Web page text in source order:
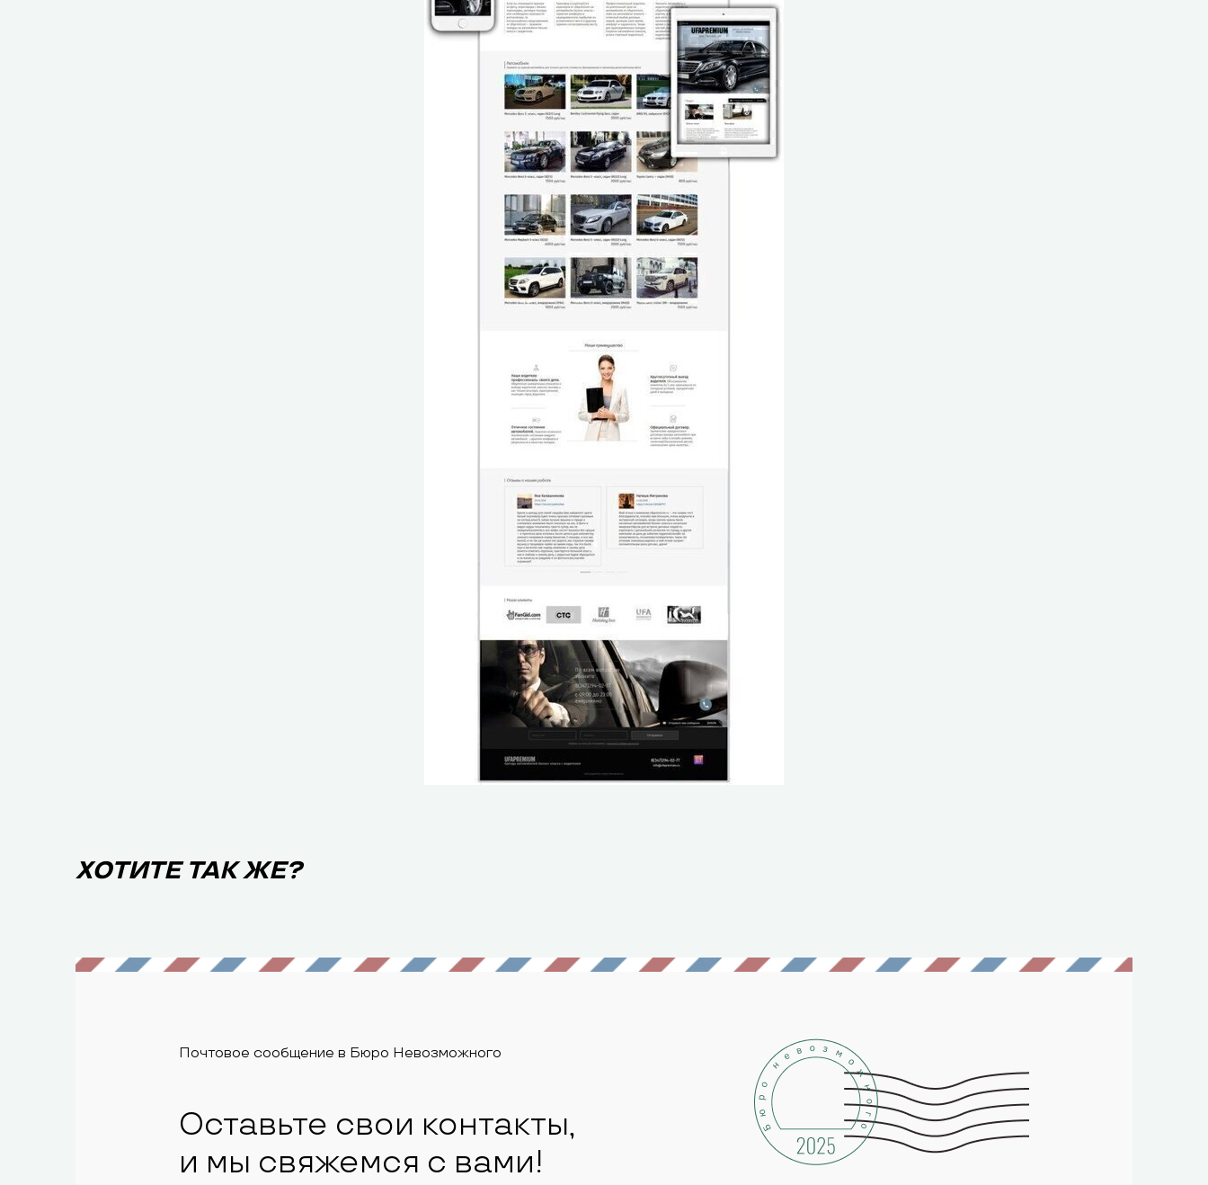
ХОТИТЕ ТАК ЖЕ?
Почтовое сообщение в Бюро Невозможного
Оставьте свои контакты,
и мы свяжемся с вами!